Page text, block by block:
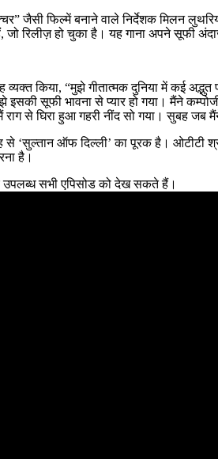
जैसी फिल्में बनाने वाले निर्देशक मिलन
जो रिलीज़ हो चुका है। यह गाना अपने
किया, “मुझे गीतात्मक दुनिया में कई
इसकी सूफी भावना से प्यार हो गया। मैंने
से घिरा हुआ गहरी नींद सो गया। सुबह जब
तरह से ‘सुल्तान ऑफ दिल्ली’ का पूरक है।
है।
उपलब्ध सभी एपिसोड को देख सकते हैं।